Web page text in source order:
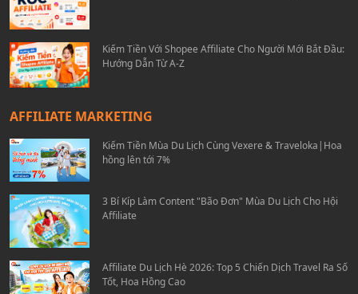
Kiếm Tiền Với Shopee Affiliate Cho Người Mới Bắt Đầu:
Hướng Dẫn Từ A-Z
AFFILIATE MARKETING
Kiếm Tiền Mùa Du Lịch Cùng Vexere & Traveloka|Hoa
hồng lên tới 7%
3 Bí Kíp Làm Content "Bão Đơn" Mùa Du Lịch Cho Hội
Affiliate
Affiliate Du Lịch Hè 2026: Top 5 Chiến Dịch Travel Ra Số
Tốt, Hoa Hồng Cao